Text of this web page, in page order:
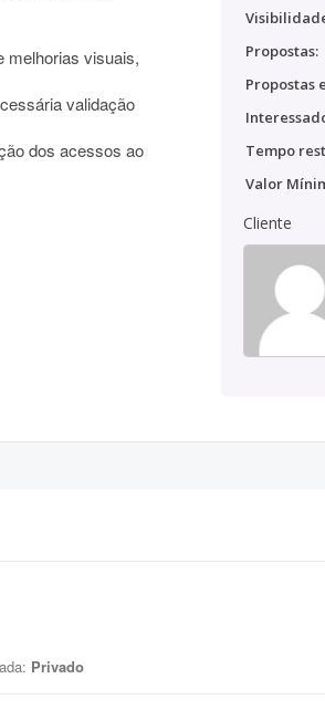
melhorias visuais,
validação
dos acessos ao
Propostas:
Propostas
Tempo
Valor
Cliente
Privado